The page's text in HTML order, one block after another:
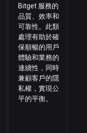
Bitget 服務的
品質、效率和
可靠性。此類
處理有助於確
保順暢的用戶
體驗和業務的
連續性，同時
兼顧客戶的隱
私權，實現公
平的平衡。